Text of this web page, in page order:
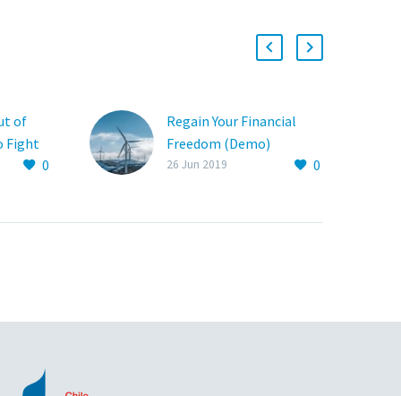
of
Fight
0
Regain Your Financial
Freedom (Demo)
Lorem Ipsum. Proin
0
26 Jun 2019